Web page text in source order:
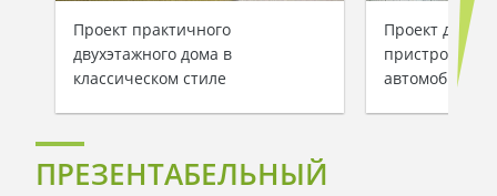
Проект практичного
двухэтажного дома в
классическом стиле
Проект
автомобиля
ПРЕЗЕНТАБЕЛЬНЫЙ